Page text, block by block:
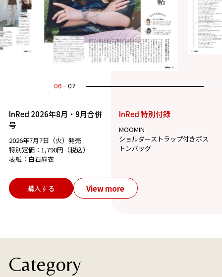
07 07
InRed 2026年8月・9月合併
号
2026年7月7日（火）発売
特別定価：1,790円（税込）
表紙：白石麻衣
InRed 特別付録
MOOMIN
ショルダーストラップ付きボス
トンバッグ
購入する View more
Category